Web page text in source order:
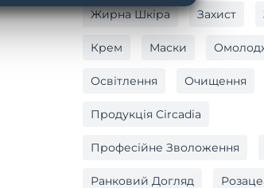
Жирна Шкіра Захист
Крем Маски
Освітлення Очищення
Продукція Circadia
Професійне Зволоження
Ранковий Догляд